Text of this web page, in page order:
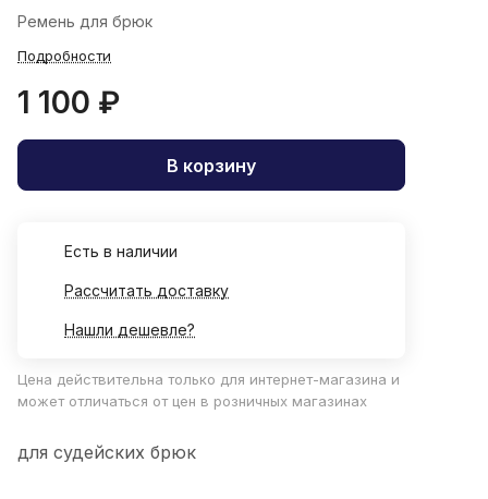
Ремень для брюк
Подробности
1 100 ₽
В корзину
Есть в наличии
Рассчитать доставку
Нашли дешевле?
Цена действительна только для интернет-магазина и
может отличаться от цен в розничных магазинах
для судейских брюк